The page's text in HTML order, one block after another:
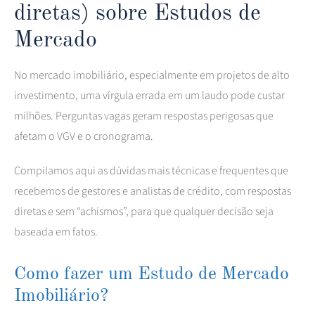
diretas) sobre Estudos de
Mercado
No mercado imobiliário, especialmente em projetos de alto
investimento, uma vírgula errada em um laudo pode custar
milhões. Perguntas vagas geram respostas perigosas que
afetam o VGV e o cronograma.
Compilamos aqui as dúvidas mais técnicas e frequentes que
recebemos de gestores e analistas de crédito, com respostas
diretas e sem “achismos”, para que qualquer decisão seja
baseada em fatos.
Como fazer um Estudo de Mercado
Imobiliário?